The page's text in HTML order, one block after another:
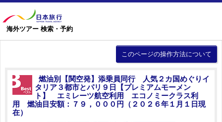
海外ツアー 検索・予約
このページの操作方法について
燃油別【関空発】添乗員同行 人気２カ国めぐりイ
タリア３都市とパリ９日【プレミアムモーメン
ト】 エミレーツ航空利用 エコノミークラス利
用 燃油目安額：７９，０００円（２０２６年１月１日現
在）